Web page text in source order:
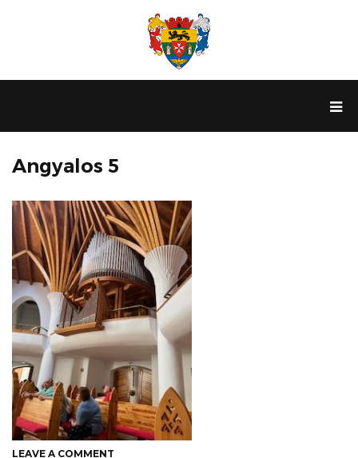
Angyalos 5
LEAVE A COMMENT